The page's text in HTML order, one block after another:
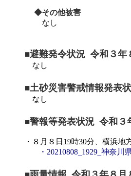
◆その他被害
なし
■避難発令状況 令和３
なし
■土砂災害警戒情報発表
なし
■警報等発表状況 令和
・８月８日 19時30分、横浜地
・20210808_1929_神奈